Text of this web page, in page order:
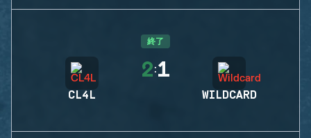
終了
CL4L
2:1
WILDCARD